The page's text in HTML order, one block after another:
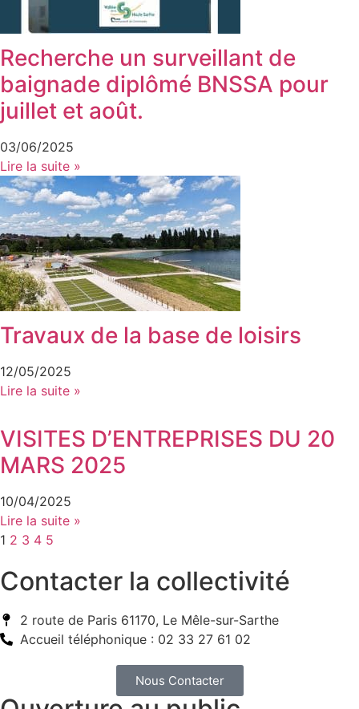
Recherche un surveillant de
baignade diplômé BNSSA pour
juillet et août.
03/06/2025
Lire la suite »
Travaux de la base de loisirs
12/05/2025
Lire la suite »
VISITES D’ENTREPRISES DU 20
MARS 2025
10/04/2025
Lire la suite »
1 2 3 4 5
Contacter la collectivité
2 route de Paris 61170, Le Mêle-sur-Sarthe
Accueil téléphonique : 02 33 27 61 02
Nous Contacter